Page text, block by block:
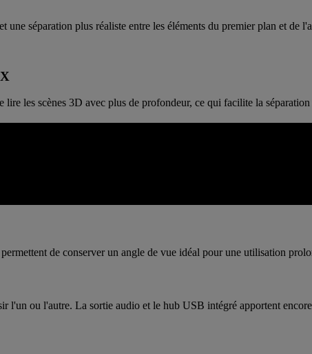
séparation plus réaliste entre les éléments du premier plan et de
les scènes 3D avec plus de profondeur, ce qui facilite la
de conserver un angle de vue idéal pour une utilisation
l'un ou l'autre. La sortie audio et le hub USB intégré apportent